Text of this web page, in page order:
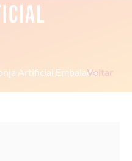
Artificial EmbaladaVoltar